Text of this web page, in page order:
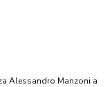
Alessandro Manzoni a